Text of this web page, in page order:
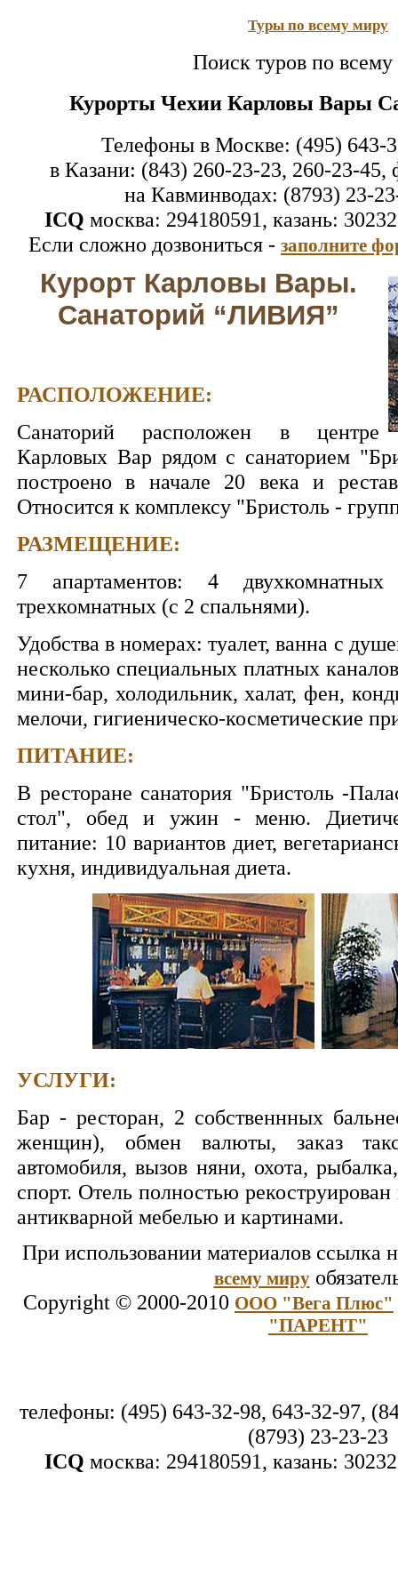
Туры по всему миру
Поиск туров по
Курорты Чехии Карловы Вары
Телефоны в Москве: (495) 643-
в Казани: (843) 260-23-23, 260-23-45,
на Кавминводах: (8793) 23-
ICQ москва: 294180591, казань:
Если сложно дозвониться - заполните
Курорт Карловы Вары.
Санаторий “ЛИВИЯ”
РАСПОЛОЖЕНИЕ:
Санаторий расположен в центре
Карловых Вар рядом с санаторием
построено в начале 20 века и
Относится к комплексу "Бристоль -
РАЗМЕЩЕНИЕ:
7 апартаментов: 4
трехкомнатных (с 2 спальнями).
Удобства в номерах: туалет, ванна с
несколько специальных платных
мини-бар, холодильник, халат, фен,
мелочи, гигиеническо-косметические
ПИТАНИЕ:
В ресторане санатория "Бристоль -
стол", обед и ужин - меню.
питание: 10 вариантов диет,
кухня, индивидуальная диета.
УСЛУГИ:
Бар - ресторан, 2 собственнных
женщин), обмен валюты, заказ
автомобиля, вызов няни, охота,
спорт. Отель полностью
антикварной мебелью и картинами.
При использовании материалов ссылка
всему миру
Copyright © 2000-2010 ООО "Вега Плюс"
"ПАРЕНТ"
телефоны: (495) 643-32-98, 643-32-97,
(8793) 23-23-23
ICQ москва: 294180591, казань: